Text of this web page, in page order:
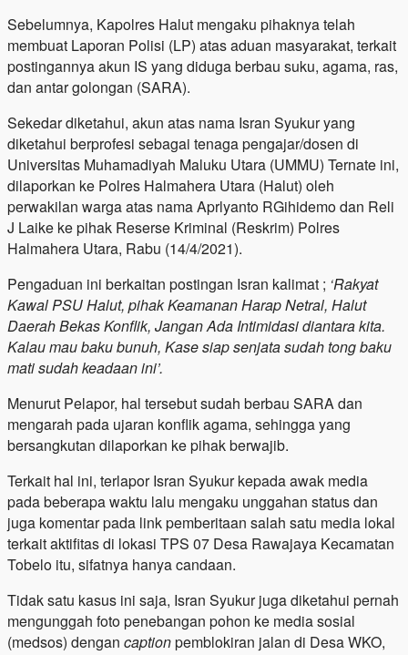
Sebelumnya, Kapolres Halut mengaku pihaknya telah
membuat Laporan Polisi (LP) atas aduan masyarakat, terkait
postingannya akun IS yang diduga berbau suku, agama, ras,
dan antar golongan (SARA).
Sekedar diketahui, akun atas nama Isran Syukur yang
diketahui berprofesi sebagai tenaga pengajar/dosen di
Universitas Muhamadiyah Maluku Utara (UMMU) Ternate ini,
dilaporkan ke Polres Halmahera Utara (Halut) oleh
perwakilan warga atas nama Aprlyanto RGihidemo dan Reli
J Laike ke pihak Reserse Kriminal (Reskrim) Polres
Halmahera Utara, Rabu (14/4/2021).
Pengaduan ini berkaitan postingan Isran kalimat ; ‘Rakyat
Kawal PSU Halut, pihak Keamanan Harap Netral, Halut
Daerah Bekas Konflik, Jangan Ada Intimidasi diantara kita.
Kalau mau baku bunuh, Kase siap senjata sudah tong baku
mati sudah keadaan ini’.
Menurut Pelapor, hal tersebut sudah berbau SARA dan
mengarah pada ujaran konflik agama, sehingga yang
bersangkutan dilaporkan ke pihak berwajib.
Terkait hal ini, terlapor Isran Syukur kepada awak media
pada beberapa waktu lalu mengaku unggahan status dan
juga komentar pada link pemberitaan salah satu media lokal
terkait aktifitas di lokasi TPS 07 Desa Rawajaya Kecamatan
Tobelo itu, sifatnya hanya candaan.
Tidak satu kasus ini saja, Isran Syukur juga diketahui pernah
mengunggah foto penebangan pohon ke media sosial
(medsos) dengan captionpemblokiran jalan di Desa WKO,